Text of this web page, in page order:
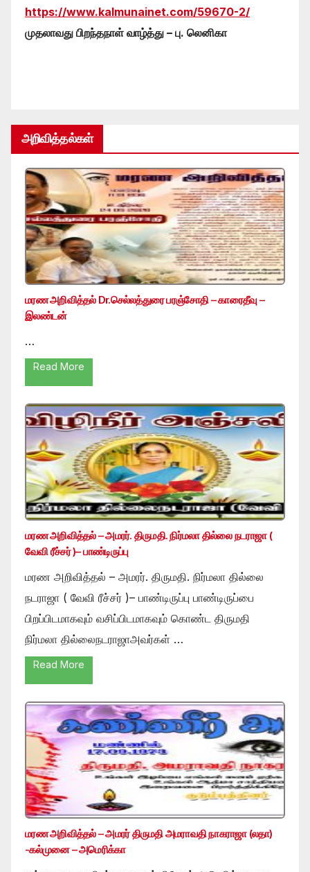
https://www.kalmunainet.com/59670-2/
முதலாவது பிறந்தநாள் வாழ்த்து – பு. லெனிகா
அறிவித்தல்கள்
மரண அறிவித்தல் Dr.செல்லத்துரை பரஞ்சோதி – காரைதீவு –
இலண்டன்
…
Read More
மரண அறிவித்தல் – அமரர். திருமதி. நிர்மலா தில்லை நடராஜா (
வேவி ரீச்சர் )– பாண்டிருப்பு
மரண அறிவித்தல் – அமரர். திருமதி. நிர்மலா தில்லை
நடராஜா ( வேவி ரீச்சர் )– பாண்டிருப்பு பாண்டிருப்பை
பிறப்பிடமாகவும் வசிப்பிடமாகவும் கொண்ட திருமதி
நிர்மலா தில்லைநடராஜாஅவர்கள் …
Read More
மரண அறிவித்தல் – அமரர் திருமதி அமராவதி நாகராஜா (லதா)
-கல்முனை – அமெரிக்கா